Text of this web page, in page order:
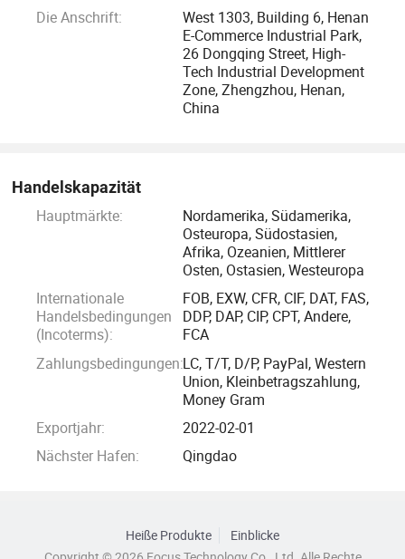
Die Anschrift:
West 1303, Building 6, Henan
E-Commerce Industrial Park,
26 Dongqing Street, High-
Tech Industrial Development
Zone, Zhengzhou, Henan,
China
Handelskapazität
Hauptmärkte:
Nordamerika, Südamerika,
Osteuropa, Südostasien,
Afrika, Ozeanien, Mittlerer
Osten, Ostasien, Westeuropa
Internationale
Handelsbedingungen
(Incoterms):
FOB, EXW, CFR, CIF, DAT, FAS,
DDP, DAP, CIP, CPT, Andere,
FCA
Zahlungsbedingungen:LC, T/T, D/P, PayPal, Western
Union, Kleinbetragszahlung,
Money Gram
Exportjahr:
2022-02-01
Nächster Hafen:
Qingdao
Heiße Produkte
Einblicke